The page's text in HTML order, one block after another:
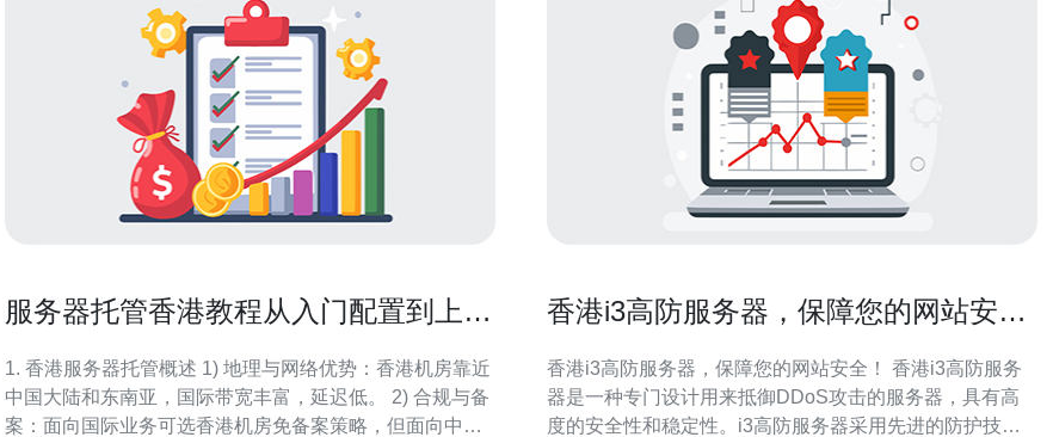
服务器托管香港教程从入门配置到上线
1. 香港服务器托管概述 1) 地理与网络优势：香港机房靠近
中国大陆和东南亚，国际带宽丰富，延迟低。 2) 合规与备
案：面向国际业务可选香港机房免备案策略，但面向中国
香港i3高防服务器，保障您的网站安
香港i3高防服务器，保障您的网站安全！ 香港i3高防服务
器是一种专门设计用来抵御DDoS攻击的服务器，具有高
度的安全性和稳定性。i3高防服务器采用先进的防护技